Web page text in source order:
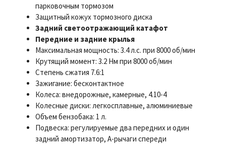
парковочным тормозом
Защитный кожух тормозного диска
Задний светоотражающий катафот
Передние и задние крылья
Максимальная мощность: 3.4 л.с. при 8000 об/мин
Крутящий момент: 3.2 Нм при 8000 об/мин
Степень сжатия 7.6:1
Зажигание: бесконтактное
Колеса: внедорожные, камерные, 4.10-4
Колесные диски: легкосплавные, алюминиевые
Объем бензобака: 1 л.
Подвеска: регулируемые два передних и один
задний амортизатор, А-рычаги спереди